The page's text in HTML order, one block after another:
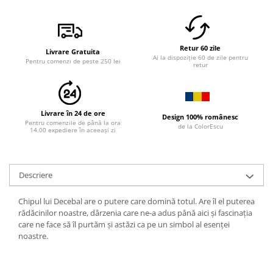
Livrare Gratuita
Pentru comenzi de peste 250 lei
Retur 60 zile
Ai la dispoziție 60 de zile pentru
retur
Livrare în 24 de ore
Pentru comenzile de până la ora
14.00 expediere în aceeași zi
Design 100% românesc
de la ColorEscu
Descriere
Chipul lui Decebal are o putere care domină totul. Are îl el puterea
rădăcinilor noastre, dârzenia care ne-a adus până aici și fascinația
care ne face să îl purtăm și astăzi ca pe un simbol al esenței
noastre.